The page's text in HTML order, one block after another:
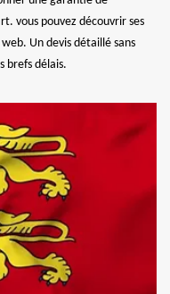
vous pouvez découvrir ses
Un devis détaillé sans
brefs délais.